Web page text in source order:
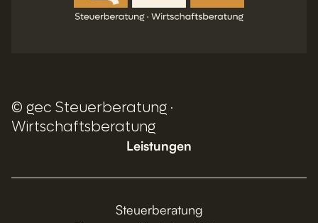
© gec Steuerberatung ·
Wirtschaftsberatung
Leistungen
Steuerberatung